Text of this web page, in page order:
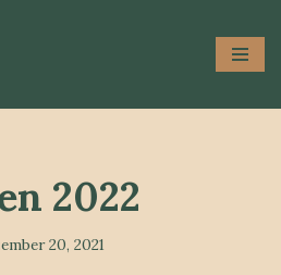
2022
20, 2021